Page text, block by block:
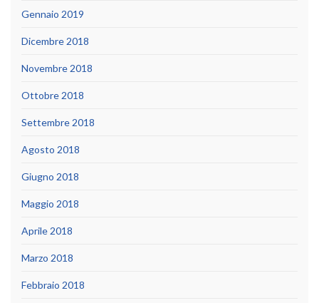
Gennaio 2019
Dicembre 2018
Novembre 2018
Ottobre 2018
Settembre 2018
Agosto 2018
Giugno 2018
Maggio 2018
Aprile 2018
Marzo 2018
Febbraio 2018